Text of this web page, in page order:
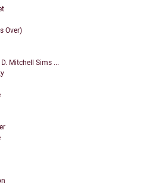
Over)
Mitchell Sims ...